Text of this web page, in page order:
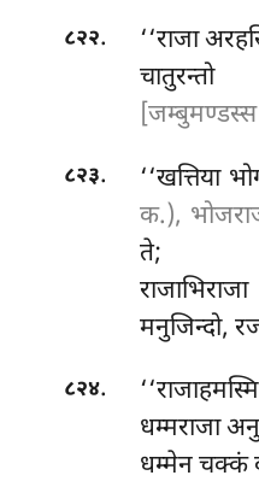
८२२. ‘‘राजा
चातुरन्तो
८२३. ‘‘खत्तिया
क.),
ते;
राजाभिराजा
मनुजिन्दो,
८२४.
धम्मराजा
धम्मेन चक्कं